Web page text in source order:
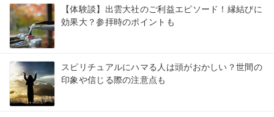
【体験談】出雲大社のご利益エピソード！縁結びに
効果大？参拝時のポイントも
スピリチュアルにハマる人は頭がおかしい？世間の
印象や信じる際の注意点も